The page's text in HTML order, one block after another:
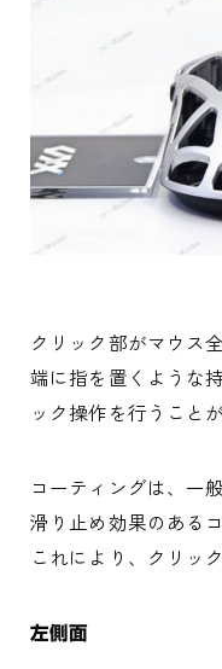
クリック部がマウス
端に指を置くような
ック操作を行うこと
コーティングは、一
滑り止め効果のある
これにより、クリッ
左側面